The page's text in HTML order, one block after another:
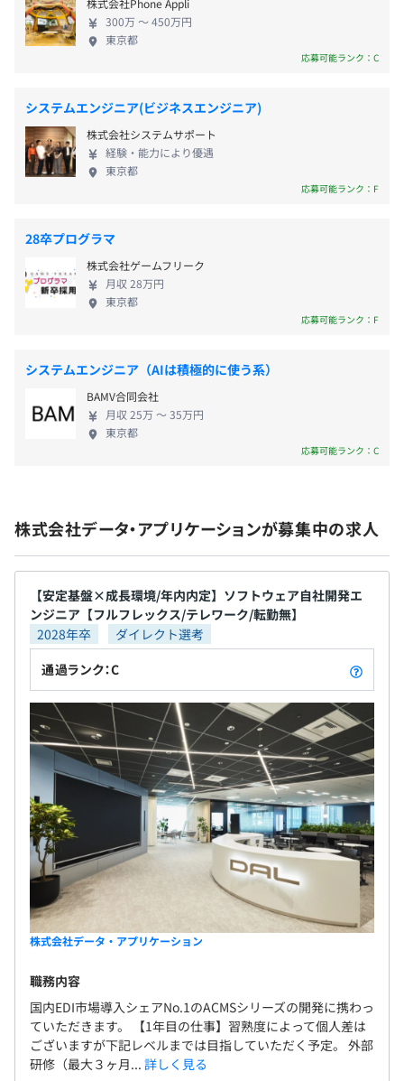
に対する要求がますます高まっていくことでしょ
う。あらゆる企業活動をデジタル化し、企業のDXを
支える統合データ連携基盤のマーケットリーダーを
拠点での採用ですが、いわゆる配属ガチャはありま
せん。ご希望を伺いながら選考を進めます。 ④柔軟
な働き方 社員全員がテレワークを利用、さらにフル
フレックスなので、勤務時間は自由に決められます。
1か月で労働時間を調整するので、1日の所定労働時
研究開発体制を強化してNP開発室を立ち上げ、企業
間データ連携領域からDXやAI、IoT、フィンテック、
ビッグデータ、RPA領域などへと事業範囲を広げよう
としています。データの価値、可能性を信じて、業界
と世の中を変革する強い意志を持ち、私たちは挑戦
株式会社Phone Appli
300万 〜 450万円
東京都
応募可能ランク：C
システムエンジニア(ビジネスエンジニア)
株式会社システムサポート
経験・能力により優遇
東京都
応募可能ランク：F
28卒プログラマ
株式会社ゲームフリーク
月収 28万円
東京都
応募可能ランク：F
システムエンジニア（AIは積極的に使う系）
BAMV合同会社
月収 25万 〜 35万円
東京都
応募可能ランク：C
株式会社データ・アプリケーションが募集中の求人
【安定基盤×成長環境/年内内定】ソフトウェア自社開発エ
ンジニア【フルフレックス/テレワーク/転勤無】
2028年卒
ダイレクト選考
通過ランク：C
株式会社データ・アプリケーション
職務内容
国内EDI市場導入シェアNo.1のACMSシリーズの開発に携わっ
ていただきます。 【1年目の仕事】習熟度によって個人差は
ございますが下記レベルまでは目指していただく予定。 外部
研修（最大３ヶ月... 詳しく見る